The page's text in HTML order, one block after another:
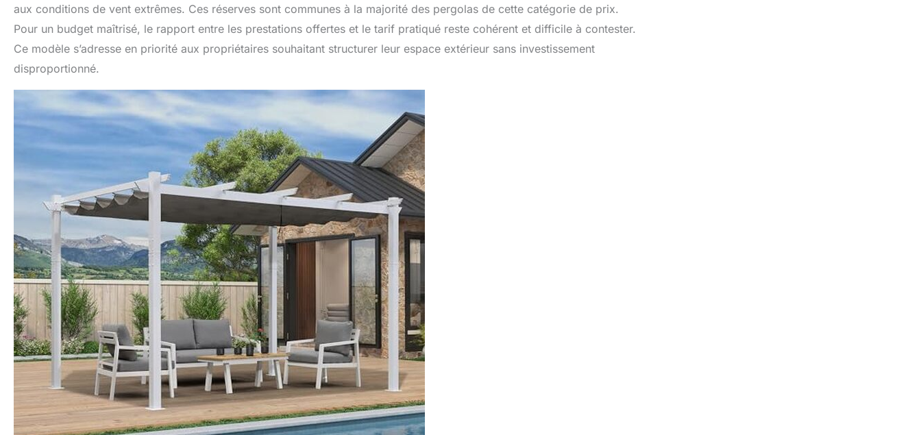
aux conditions de vent extrêmes. Ces réserves sont communes à la majorité des pergolas de cette catégorie de prix.
Pour un budget maîtrisé, le rapport entre les prestations offertes et le tarif pratiqué reste cohérent et difficile à contester.
Ce modèle s’adresse en priorité aux propriétaires souhaitant structurer leur espace extérieur sans investissement
disproportionné.